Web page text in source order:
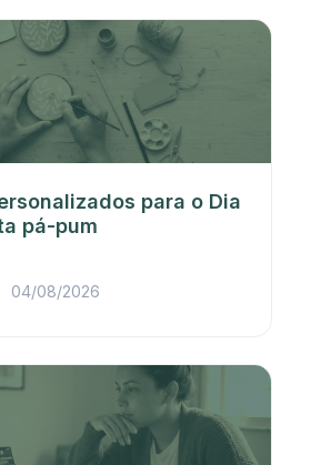
para o Dia
pá-pum
04/08/2026